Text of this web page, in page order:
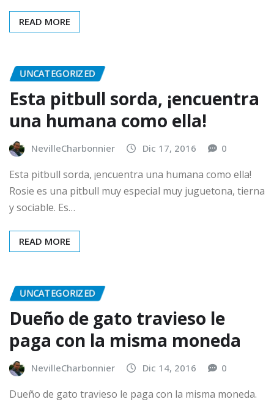
READ MORE
UNCATEGORIZED
Esta pitbull sorda, ¡encuentra
una humana como ella!
NevilleCharbonnier Dic 17, 2016 0
Esta pitbull sorda, ¡encuentra una humana como ella!
Rosie es una pitbull muy especial muy juguetona, tierna
y sociable. Es…
READ MORE
UNCATEGORIZED
Dueño de gato travieso le
paga con la misma moneda
NevilleCharbonnier Dic 14, 2016 0
Dueño de gato travieso le paga con la misma moneda.